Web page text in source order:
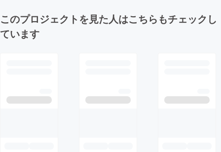
このプロジェクトを見た人はこちらもチェックし
ています